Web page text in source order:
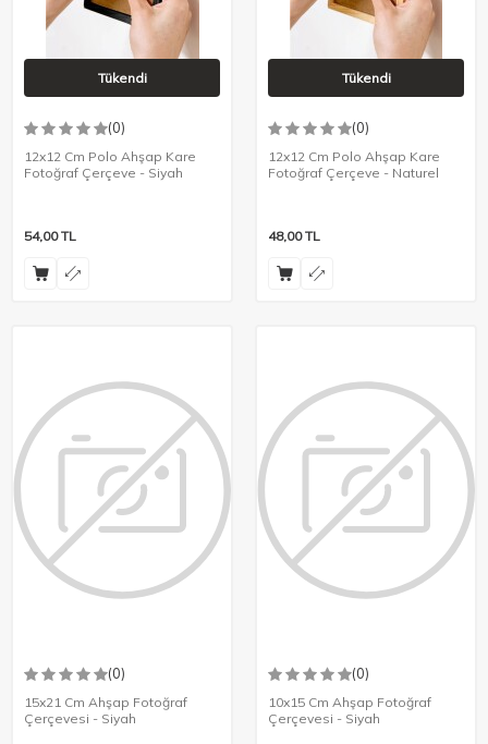
Tükendi
(0)
12x12 Cm Polo Ahşap Kare
Fotoğraf Çerçeve - Siyah
54,00TL
Tükendi
(0)
12x12 Cm Polo Ahşap Kare
Fotoğraf Çerçeve - Naturel
48,00TL
(0)
15x21 Cm Ahşap Fotoğraf
Çerçevesi - Siyah
(0)
10x15 Cm Ahşap Fotoğraf
Çerçevesi - Siyah